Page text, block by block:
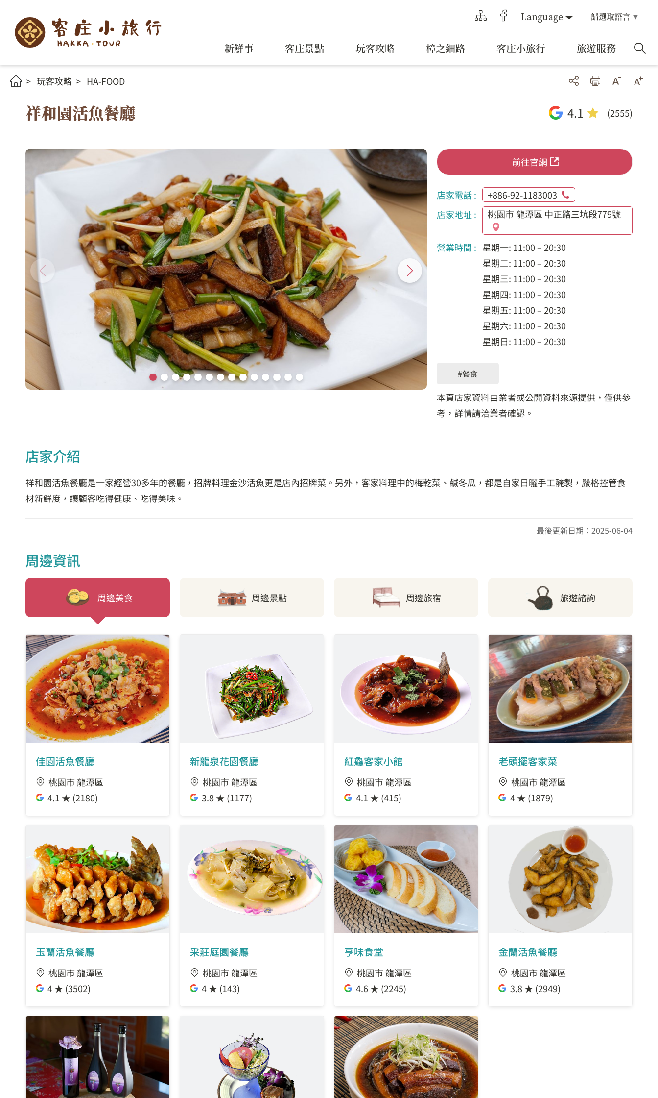
Language 請選取語言 ▼
新鮮事 客庄景點 玩客攻略 樟之細路 客庄小旅行 旅遊服務
玩客攻略 HA-FOOD
祥和園活魚餐廳 4.1 (2555)
前往官網
店家電話 :
+886-92-1183003
店家地址 :
桃園市 龍潭區 中正路三坑段779號
營業時間 : 星期一: 11:00 – 20:30
星期二: 11:00 – 20:30
星期三: 11:00 – 20:30
星期四: 11:00 – 20:30
星期五: 11:00 – 20:30
星期六: 11:00 – 20:30
星期日: 11:00 – 20:30
#餐食
本頁店家資料由業者或公開資料來源提供，僅供參
考，詳情請洽業者確認。
店家介紹
祥和園活魚餐廳是一家經營30多年的餐廳，招牌料理金沙活魚更是店內招牌菜。另外，客家料理中的梅乾菜、鹹冬瓜，都是自家日曬手工醃製，嚴格控管食
材新鮮度，讓顧客吃得健康、吃得美味。
最後更新日期：2025-06-04
周邊資訊
周邊美食 周邊景點 周邊旅宿 旅遊諮詢
佳園活魚餐廳
桃園市 龍潭區
4.1 ★ (2180)
新龍泉花園餐廳
桃園市 龍潭區
3.8 ★ (1177)
紅鱻客家小館
桃園市 龍潭區
4.1 ★ (415)
老頭擺客家菜
桃園市 龍潭區
4 ★ (1879)
玉蘭活魚餐廳
桃園市 龍潭區
4 ★ (3502)
采莊庭園餐廳
桃園市 龍潭區
4 ★ (143)
亨味食堂
桃園市 龍潭區
4.6 ★ (2245)
金蘭活魚餐廳
桃園市 龍潭區
3.8 ★ (2949)